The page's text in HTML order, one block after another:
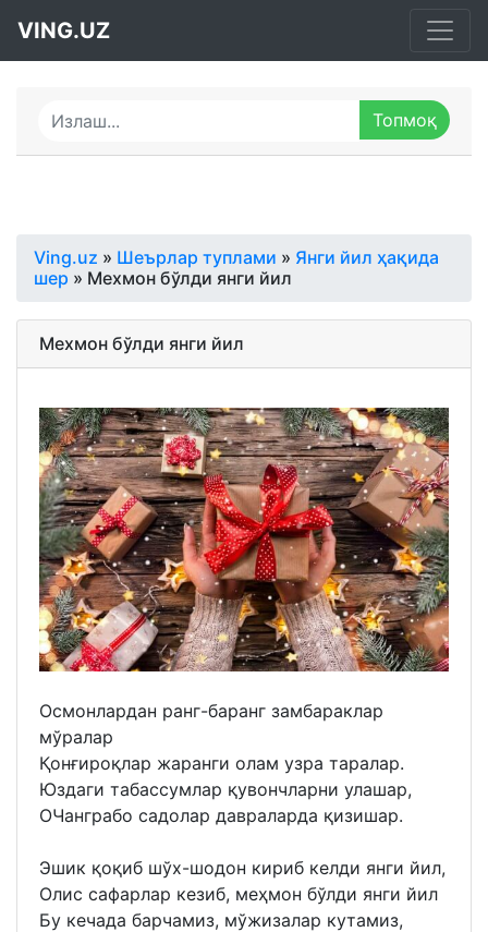
VING.UZ
Ving.uz » Шеърлар туплами » Янги йил ҳақида
шер » Мехмон бўлди янги йил
Мехмон бўлди янги йил
Осмонлардан ранг-баранг замбараклар
мўралар
Қонғироқлар жаранги олам узра таралар.
Юздаги табассумлар қувончларни улашар,
ОЧанграбо садолар давраларда қизишар.
Эшик қоқиб шўх-шодон кириб келди янги йил,
Олис сафарлар кезиб, меҳмон бўлди янги йил
Бу кечада барчамиз, мўжизалар кутамиз,